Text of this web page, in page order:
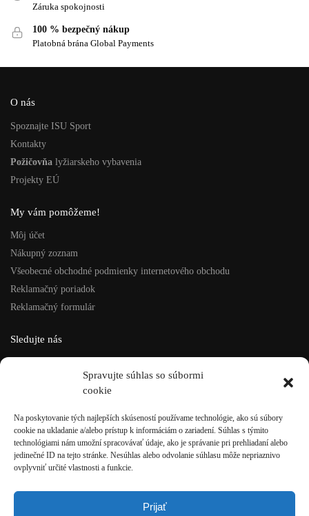
Spravujte súhlas so súbormi
cookie
Na poskytovanie tých najlepších skúseností používame technológie, ako sú súbory
cookie na ukladanie a/alebo prístup k informáciám o zariadení. Súhlas s týmito
technológiami nám umožní spracovávať údaje, ako je správanie pri prehliadaní alebo
jedinečné ID na tejto stránke. Nesúhlas alebo odvolanie súhlasu môže nepriaznivo
ovplyvniť určité vlastnosti a funkcie.
Prijať
Záruka spokojnosti
100 % bezpečný nákup
Platobná brána Global Payments
O nás
Spoznajte ISU Sport
Kontakty
Požičovňa lyžiarskeho vybavenia
Projekty EÚ
My vám pomôžeme!
Môj účet
Nákupný zoznam
Všeobecné obchodné podmienky internetového obchodu
Reklamačný poriadok
Reklamačný formulár
Sledujte nás
ISU šport, s.r.o.
Rázusova 4, Brezno
t: +421 48/611 10 12
e: eshop@isusport.sk
IČO: 36049921